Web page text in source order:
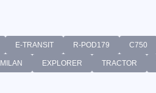
E-TRANSIT R-POD179 C750
MILAN EXPLORER TRACTOR